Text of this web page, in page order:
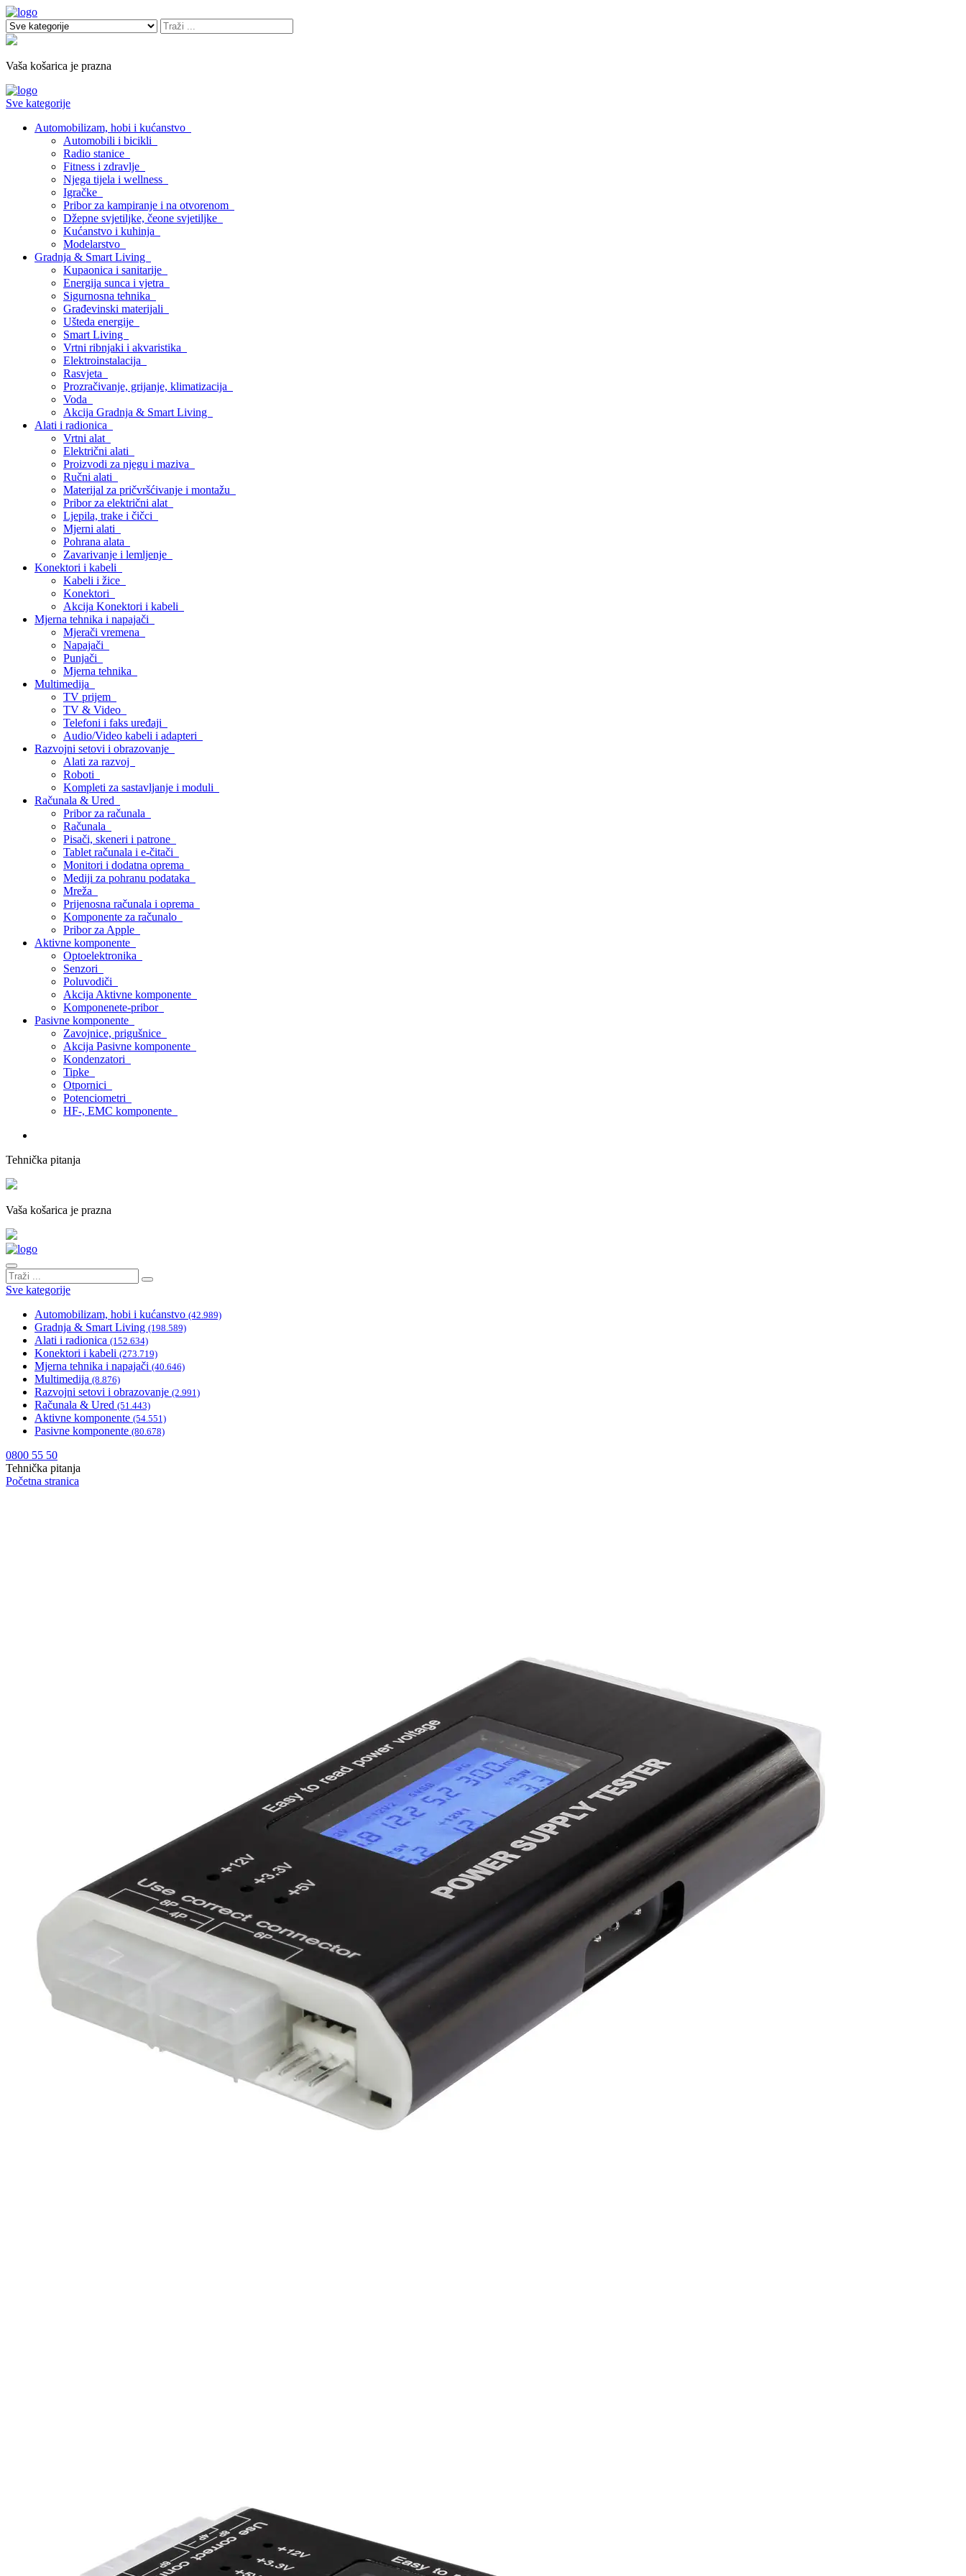
Vaša košarica je prazna
Sve kategorije
Automobilizam, hobi i kućanstvo
Automobili i bicikli
Radio stanice
Fitness i zdravlje
Njega tijela i wellness
Igračke
Pribor za kampiranje i na otvorenom
Džepne svjetiljke, čeone svjetiljke
Kućanstvo i kuhinja
Modelarstvo
Gradnja & Smart Living
Kupaonica i sanitarije
Energija sunca i vjetra
Sigurnosna tehnika
Građevinski materijali
Ušteda energije
Smart Living
Vrtni ribnjaki i akvaristika
Elektroinstalacija
Rasvjeta
Prozračivanje, grijanje, klimatizacija
Voda
Akcija Gradnja & Smart Living
Alati i radionica
Vrtni alat
Električni alati
Proizvodi za njegu i maziva
Ručni alati
Materijal za pričvršćivanje i montažu
Pribor za električni alat
Ljepila, trake i čičci
Mjerni alati
Pohrana alata
Zavarivanje i lemljenje
Konektori i kabeli
Kabeli i žice
Konektori
Akcija Konektori i kabeli
Mjerna tehnika i napajači
Mjerači vremena
Napajači
Punjači
Mjerna tehnika
Multimedija
TV prijem
TV & Video
Telefoni i faks uređaji
Audio/Video kabeli i adapteri
Razvojni setovi i obrazovanje
Alati za razvoj
Roboti
Kompleti za sastavljanje i moduli
Računala & Ured
Pribor za računala
Računala
Pisači, skeneri i patrone
Tablet računala i e-čitači
Monitori i dodatna oprema
Mediji za pohranu podataka
Mreža
Prijenosna računala i oprema
Komponente za računalo
Pribor za Apple
Aktivne komponente
Optoelektronika
Senzori
Poluvodiči
Akcija Aktivne komponente
Komponenete-pribor
Pasivne komponente
Zavojnice, prigušnice
Akcija Pasivne komponente
Kondenzatori
Tipke
Otpornici
Potenciometri
HF-, EMC komponente
Tehnička pitanja
Vaša košarica je prazna
Sve kategorije
Automobilizam, hobi i kućanstvo (42.989)
Gradnja & Smart Living (198.589)
Alati i radionica (152.634)
Konektori i kabeli (273.719)
Mjerna tehnika i napajači (40.646)
Multimedija (8.876)
Razvojni setovi i obrazovanje (2.991)
Računala & Ured (51.443)
Aktivne komponente (54.551)
Pasivne komponente (80.678)
0800 55 50
Tehnička pitanja
Početna stranica